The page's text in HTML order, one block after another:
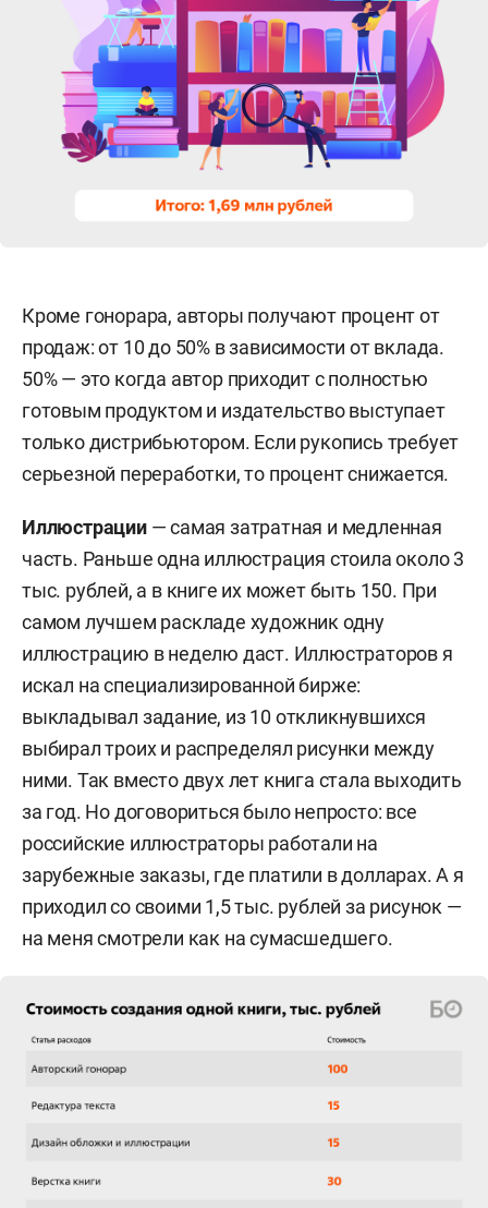
Кроме гонорара, авторы получают процент от
продаж: от 10 до 50% в зависимости от вклада.
50% — это когда автор приходит с полностью
готовым продуктом и издательство выступает
только дистрибьютором. Если рукопись требует
серьезной переработки, то процент снижается.
Иллюстрации — самая затратная и медленная
часть. Раньше одна иллюстрация стоила около 3
тыс. рублей, а в книге их может быть 150. При
самом лучшем раскладе художник одну
иллюстрацию в неделю даст. Иллюстраторов я
искал на специализированной бирже:
выкладывал задание, из 10 откликнувшихся
выбирал троих и распределял рисунки между
ними. Так вместо двух лет книга стала выходить
за год. Но договориться было непросто: все
российские иллюстраторы работали на
зарубежные заказы, где платили в долларах. А я
приходил со своими 1,5 тыс. рублей за рисунок —
на меня смотрели как на сумасшедшего.